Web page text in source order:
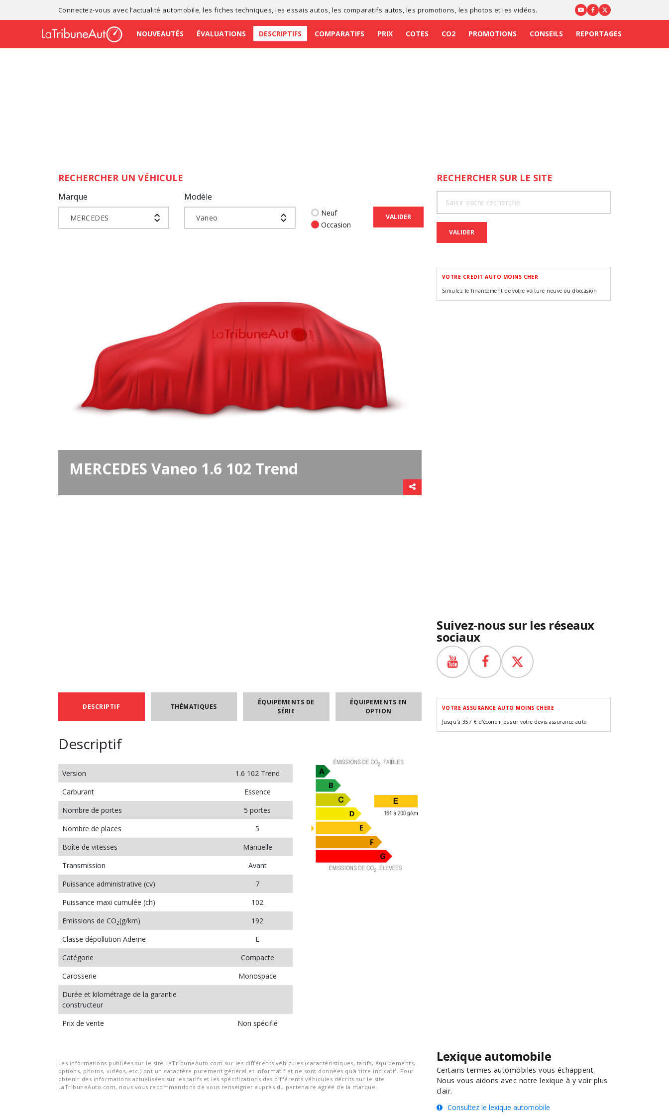
Connectez-vous avec l’actualité automobile , lesfiches techniques , lesessais autos , les comparatifs autos , les promotions , les photos et les vidéos.
NOUVEAUTÉS ÉVALUATIONS DESCRIPTIFS COMPARATIFS PRIX COTES CO2 PROMOTIONS CONSEILS REPORTAGES
RECHERCHER UN VÉHICULE
Marque
MERCEDES
Modèle
Vaneo
Neuf
Occasion
VALIDER
MERCEDES Vaneo 1.6 102 Trend
DESCRIPTIF THÉMATIQUES
ÉQUIPEMENTS DE
SÉRIE
ÉQUIPEMENTS EN
OPTION
Descriptif
Version
1.6 102 Trend
Carburant
Essence
Nombre de portes
5 portes
Nombre de places
5
Boîte de vitesses
Manuelle
Transmission
Avant
Puissance administrative (cv)
7
Puissance maxi cumulée (ch)
102
Emissions de CO2(g/km)
192
Classe dépollution Ademe
E
Catégorie
Compacte
Carosserie
Monospace
Durée et kilométrage de la garantie
constructeur
Prix de vente
Non spécifié
Les informations publiées sur le site LaTribuneAuto.com sur les différents véhicules (caractéristiques, tarifs, équipements,
options, photos, vidéos, etc.) ont un caractère purement général et informatif et ne sont données qu'à titre indicatif. Pour
obtenir des informations actualisées sur les tarifs et les spécifications des différents véhicules décrits sur le site
LaTribuneAuto.com, nous vous recommandons de vous renseigner auprès du partenaire agréé de la marque.
RECHERCHER SUR LE SITE
VALIDER
VOTRE CREDIT AUTO MOINS CHER
Simulez le financement de votre voiture neuve ou d'occasion
Suivez-nous sur les réseaux
sociaux
VOTRE ASSURANCE AUTO MOINS CHERE
Jusqu'à 357 € d'économies sur votre devis assurance auto
Lexique automobile
Certains termes automobiles vous échappent.
Nous vous aidons avec notre lexique à y voir plus
clair.
Consultez le lexique automobile